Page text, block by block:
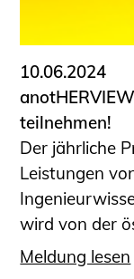
Informationen
Anträge,
Fortbildung/
und Ingenieure
Recht
Publikationen
Stellenbörse
Staatlich
10.06.2024
teilnehmen!
Der jährliche
Leistungen
wird von der
Meldung lesen